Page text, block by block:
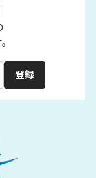
登録